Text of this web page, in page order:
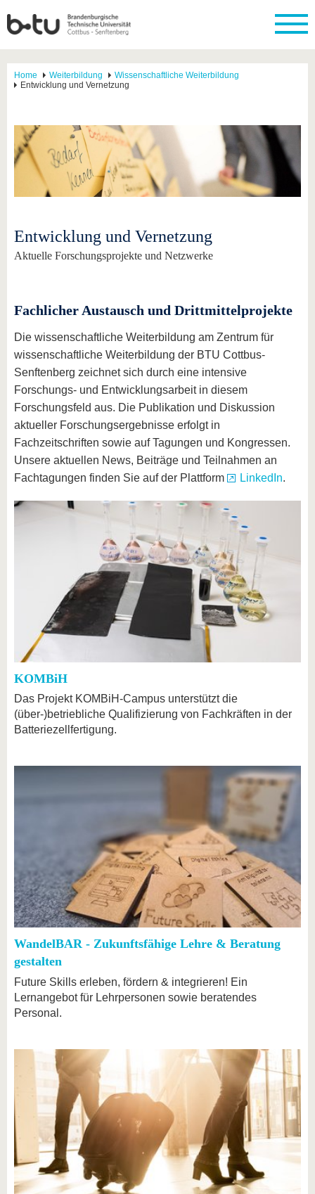
Home Weiterbildung
Wissenschaftliche Weiterbildung
Entwicklung und Vernetzung
Entwicklung und Vernetzung
Aktuelle Forschungsprojekte und Netzwerke
Fachlicher Austausch und Drittmittelprojekte
Die wissenschaftliche Weiterbildung am Zentrum für
wissenschaftliche Weiterbildung der BTU Cottbus-
Senftenberg zeichnet sich durch eine intensive
Forschungs- und Entwicklungsarbeit in diesem
Forschungsfeld aus. Die Publikation und Diskussion
aktueller Forschungsergebnisse erfolgt in
Fachzeitschriften sowie auf Tagungen und Kongressen.
Unsere aktuellen News, Beiträge und Teilnahmen an
Fachtagungen finden Sie auf der Plattform
LinkedIn.
KOMBiH
Das Projekt KOMBiH-Campus unterstützt die
(über-)betriebliche Qualifizierung von Fachkräften in der
Batteriezellfertigung.
WandelBAR - Zukunftsfähige Lehre & Beratung
gestalten
Future Skills erleben, fördern & integrieren! Ein
Lernangebot für Lehrpersonen sowie beratendes
Personal.